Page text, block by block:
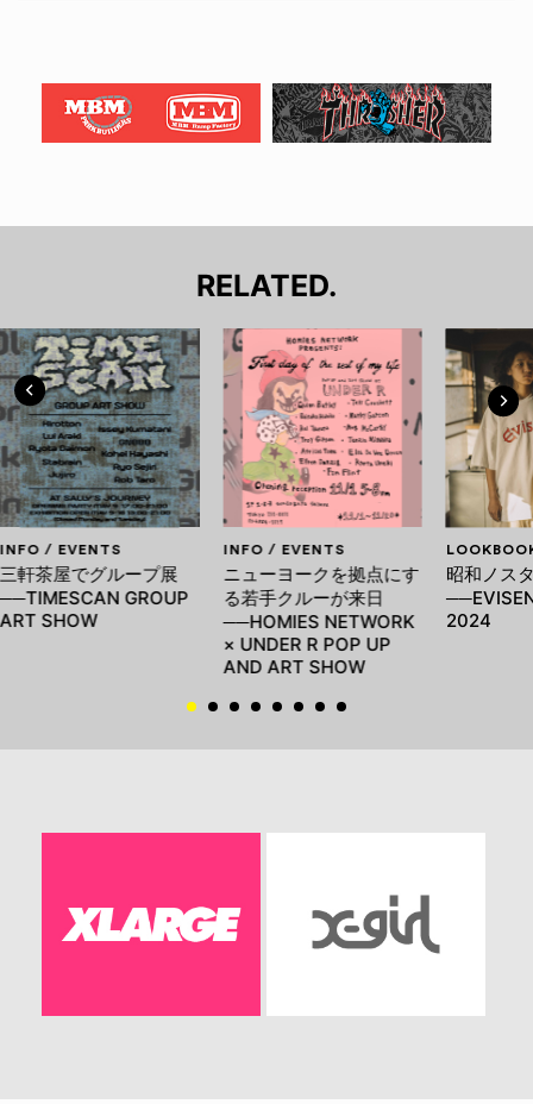
RELATED.
INFO / EVENTS
三軒茶屋でグループ展
──TIMESCAN GROUP
ART SHOW
INFO / EVENTS
ニューヨークを拠点にす
る若手クルーが来日
──HOMIES NETWORK
× UNDER R POP UP
AND ART SHOW
昭和ノス
2024